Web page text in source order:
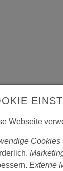
Webseite
Cookies
Externe